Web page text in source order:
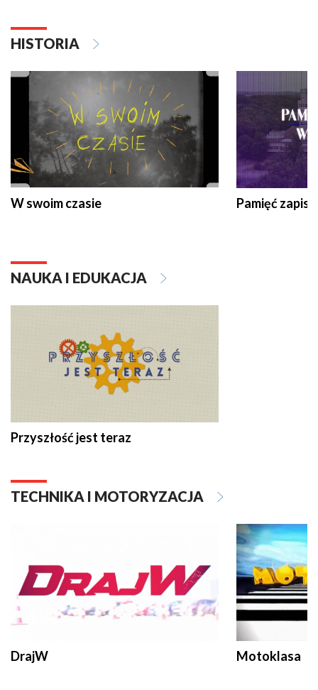
HISTORIA
W swoim czasie Pamięć
NAUKA I EDUKACJA
Przyszłość jest teraz
TECHNIKA I MOTORYZACJA
DrajW Motoklasa